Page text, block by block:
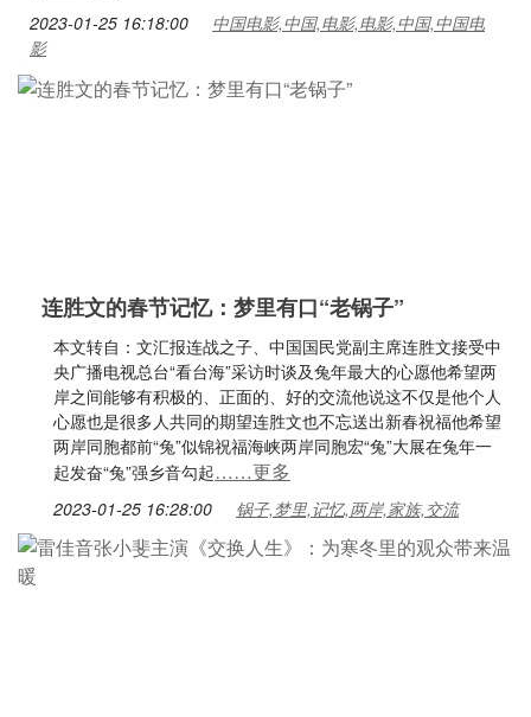
2023-01-25 16:18:00
中国电影,中国,电影,电影,中国,中国电
影
连胜文的春节记忆：梦里有口“老锅子”
本文转自：文汇报连战之子、中国国民党副主席连胜文接受中
央广播电视总台“看台海”采访时谈及兔年最大的心愿他希望两
岸之间能够有积极的、正面的、好的交流他说这不仅是他个人
心愿也是很多人共同的期望连胜文也不忘送出新春祝福他希望
两岸同胞都前“兔”似锦祝福海峡两岸同胞宏“兔”大展在兔年一
起发奋“兔”强乡音勾起……更多
2023-01-25 16:28:00 锅子,梦里,记忆,两岸,家族,交流